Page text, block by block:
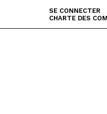
SE CONNECTER
CHARTE DES